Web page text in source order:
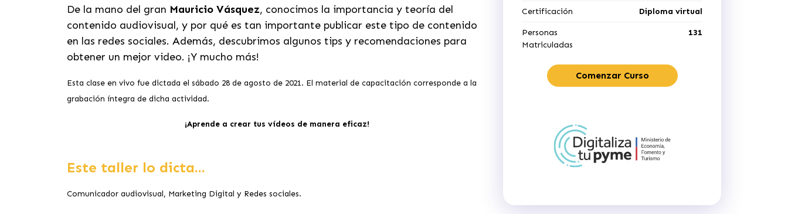
Certificación Diploma virtual
Personas
Matriculadas
131
Comenzar Curso
De la mano del gran Mauricio Vásquez, conocimos la importancia y teoría del
contenido audiovisual, y por qué es tan importante publicar este tipo de contenido
en las redes sociales. Además, descubrimos algunos tips y recomendaciones para
obtener un mejor video. ¡Y mucho más!
Esta clase en vivo fue dictada el sábado 28 de agosto de 2021. El material de capacitación corresponde a la
grabación íntegra de dicha actividad.
¡Aprende a crear tus vídeos de manera eficaz!
Este taller lo dicta...
Comunicador audiovisual, Marketing Digital y Redes sociales.